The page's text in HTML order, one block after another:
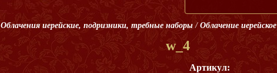
Облачения иерейские, подризники, требные наборы / Облачение иерейское
w_4
Артикул: